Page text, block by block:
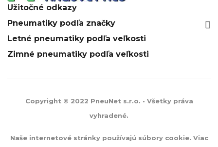
Užitočné odkazy
Pneumatiky podľa značky 

Letné pneumatiky podľa veľkosti


Zimné pneumatiky podľa veľkosti


Copyright © 2022 PneuNet s.r.o. • Všetky práva
vyhradené.
Naše internetové stránky používajú súbory cookie. Viac